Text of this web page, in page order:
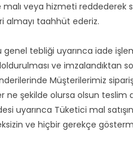
veya hizmeti reddederek
almayı taahhüt ederiz.
genel tebliği uyarınca iade
ve imzalandıktan
Müşterilerimiz
şekilde olursa olsun teslim
uyarınca Tüketici mal
ve hiçbir gerekçe